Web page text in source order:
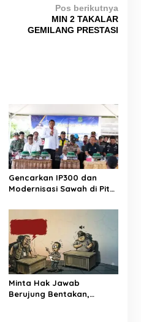
Pos berikutnya
MIN 2 TAKALAR
GEMILANG PRESTASI
Gencarkan IP300 dan
Modernisasi Sawah di Pitu
Targetkan Panen 3 Kali
Setahun
Minta Hak Jawab
Berujung Bentakan,